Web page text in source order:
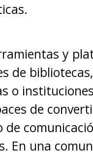
y
de
o
de
de
En una